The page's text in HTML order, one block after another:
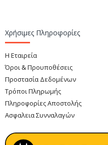
Τεχνικά
Χαρακτηριστικό
Κωδικός
Τύπος
Χρήσιμες Πληροφορίες
Η Εταιρεία
Όροι & Προυποθέσεις
Προστασία Δεδομένων
Τρόποι Πληρωμής
Πληροφορίες Αποστολής
Ασφαλεια Συνναλαγών